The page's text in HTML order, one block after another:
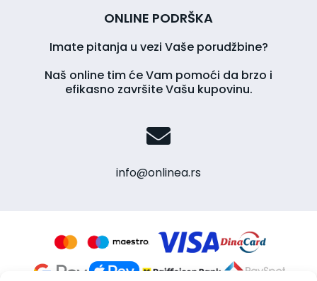
ONLINE PODRŠKA
Imate pitanja u vezi Vaše porudžbine?
Naš online tim će Vam pomoći da brzo i
efikasno završite Vašu kupovinu.
info@onlinea.rs